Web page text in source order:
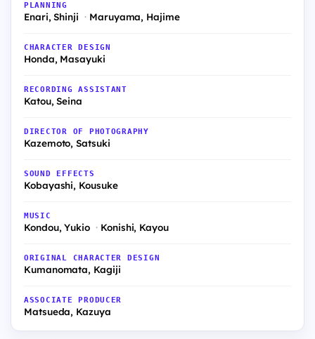
PLANNING
Enari, Shinji Maruyama, Hajime
CHARACTER DESIGN
Honda, Masayuki
RECORDING ASSISTANT
Katou, Seina
DIRECTOR OF PHOTOGRAPHY
Kazemoto, Satsuki
SOUND EFFECTS
Kobayashi, Kousuke
MUSIC
Kondou, Yukio Konishi, Kayou
ORIGINAL CHARACTER DESIGN
Kumanomata, Kagiji
ASSOCIATE PRODUCER
Matsueda, Kazuya